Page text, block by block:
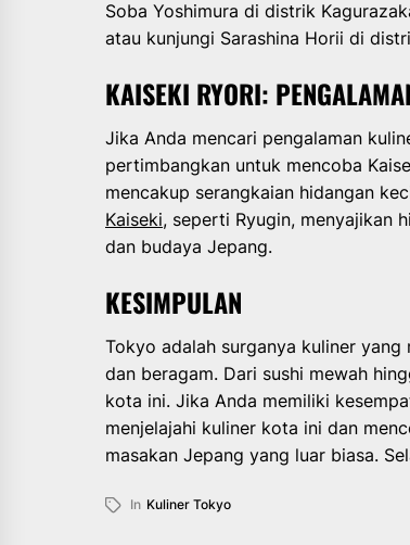
Soba Yoshimura di distrik
atau kunjungi Sarashina Horii di
KAISEKI RYORI:
Jika Anda mencari pengalaman
pertimbangkan untuk mencoba
mencakup serangkaian hidangan
Kaiseki, seperti Ryugin, menyajikan
dan budaya Jepang.
KESIMPULAN
Tokyo adalah surganya kuliner
dan beragam. Dari sushi mewah
kota ini. Jika Anda memiliki
menjelajahi kuliner kota ini dan
masakan Jepang yang luar biasa.
In Kuliner Tokyo